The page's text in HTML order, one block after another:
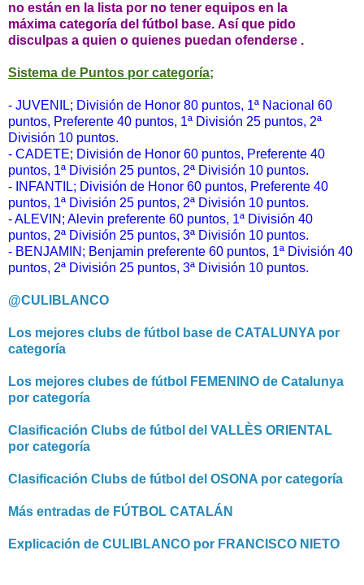
no están en la lista por no tener equipos en la
máxima categoría del fútbol base. Así que pido
disculpas a quien o quienes puedan ofenderse .
Sistema de Puntos por categoría;
- JUVENIL; División de Honor 80 puntos, 1ª Nacional 60
puntos, Preferente 40 puntos, 1ª División 25 puntos, 2ª
División 10 puntos.
- CADETE; División de Honor 60 puntos, Preferente 40
puntos, 1ª División 25 puntos, 2ª División 10 puntos.
- INFANTIL; División de Honor 60 puntos, Preferente 40
puntos, 1ª División 25 puntos, 2ª División 10 puntos.
- ALEVIN; Alevin preferente 60 puntos, 1ª División 40
puntos, 2ª División 25 puntos, 3ª División 10 puntos.
- BENJAMIN; Benjamin preferente 60 puntos, 1ª División 40
puntos, 2ª División 25 puntos, 3ª División 10 puntos.
@CULIBLANCO
Los mejores clubs de fútbol base de CATALUNYA por
categoría
Los mejores clubes de fútbol FEMENINO de Catalunya
por categoría
Clasificación Clubs de fútbol del VALLÈS ORIENTAL
por categoría
Clasificación Clubs de fútbol del OSONA por categoría
Más entradas de FÚTBOL CATALÁN
Explicación de CULIBLANCO por FRANCISCO NIETO